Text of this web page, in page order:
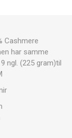
Cashmere
har samme
ngl. (225 gram)til